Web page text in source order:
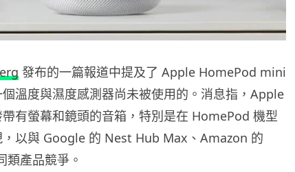
發布的一篇報道中提及了 Apple HomePod mini
溫度與濕度感測器尚未被使用的。消息指，Apple
有螢幕和鏡頭的音箱，特別是在 HomePod 機型
，以與 Google 的 Nest Hub Max、Amazon 的
類產品競爭。